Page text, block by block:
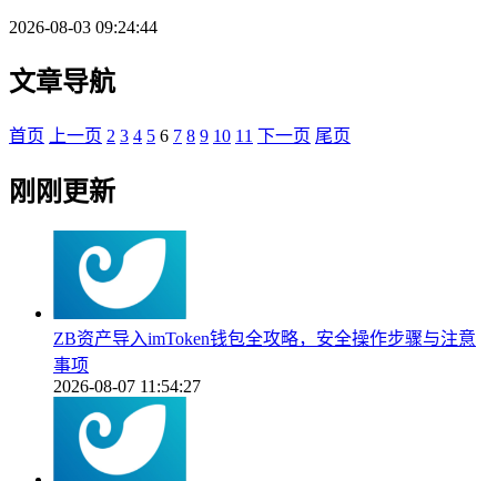
2026-08-03 09:24:44
文章导航
首页 上一页 2 3 4 5 6 7 8 9 10 11 下一页 尾页
刚刚更新
ZB资产导入imToken钱包全攻略，安全操作步骤与注意
事项
2026-08-07 11:54:27